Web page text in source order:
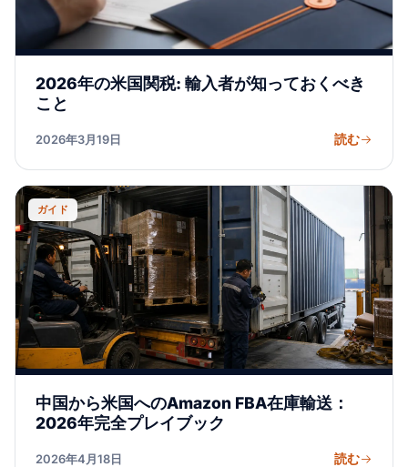
2026年の米国関税: 輸入者が知っておくべき
こと
2026年3月19日 読む
ガイド
中国から米国へのAmazon FBA在庫輸送：
2026年完全プレイブック
2026年4月18日 読む